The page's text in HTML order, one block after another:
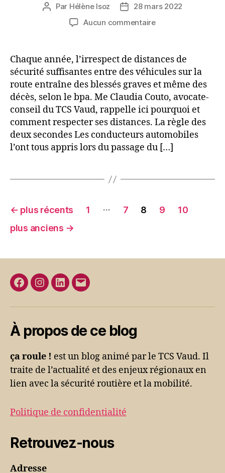
Auteur
l’article
Par Hélène Isoz
Date28 mars 2022
Aucun commentairesur
distances
de
sécurité
Chaque année, l’irrespect de distances de
sécurité suffisantes entre des véhicules sur la
route entraîne des blessés graves et même des
décès, selon le bpa. Me Claudia Couto, avocate-
conseil du TCS Vaud, rappelle ici pourquoi et
comment respecter ses distances. La règle des
deux secondes Les conducteurs automobiles
l’ont tous appris lors du passage du […]
Pagination
des
← plus récents 1 … 7 8 9
10
plus anciens →
FacebookInstagram
Linkedin
E-
À propos de ce blog
ça roule ! est un blog animé par le TCS Vaud. Il
traite de l’actualité et des enjeux régionaux en
lien avec la sécurité routière et la mobilité.
Politique de confidentialité
Retrouvez-nous
Adresse